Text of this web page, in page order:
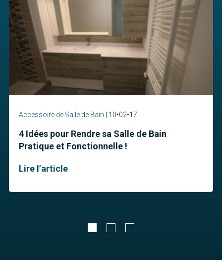
Accessoire de Salle de Bain 10•02•17
4 Idées pour Rendre sa Salle de Bain
Pratique et Fonctionnelle !
Lire l’article